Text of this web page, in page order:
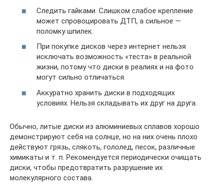
Следить гайками. Слишком слабое крепление
может спровоцировать ДТП, а сильное —
поломку шпилек.
При покупке дисков через интернет нельзя
исключать возможность «теста» в реальной
жизни, потому что диски в реалиях и на фото
могут сильно отличаться.
Аккуратно хранить диски в подходящих
условиях. Нельзя складывать их друг на друга.
Обычно, литые диски из алюминиевых сплавов хорошо
демонстрируют себя на солнце, но на них очень плохо
действуют грязь, слякоть, гололед, песок, различные
химикаты и т. п. Рекомендуется периодически очищать
диски, чтобы предотвратить разрушение их
молекулярного состава.